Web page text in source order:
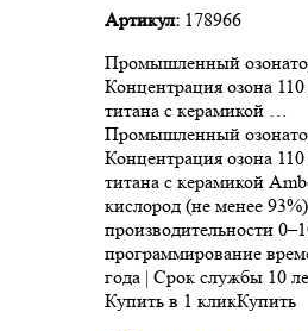
Артикул: 178966
Промышленный
Концентрация озона
титана с керамикой …
Промышленный
Концентрация озона
титана с керамикой
кислород (не менее
производительности
программирование
года | Срок службы 10
Купить в 1 кликКупить